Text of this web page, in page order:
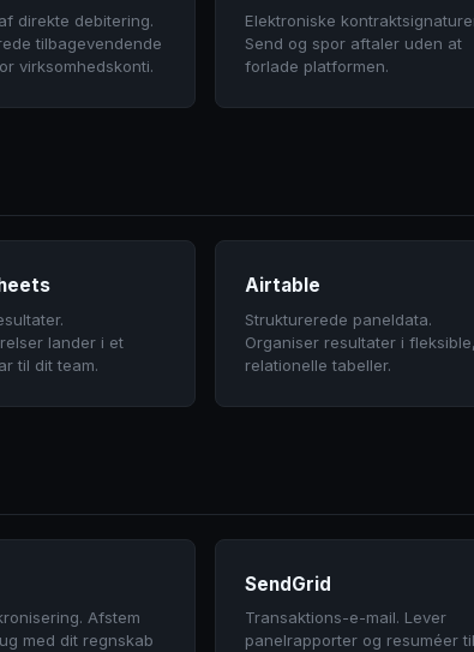
direkte debitering.
tilbagevendende
virksomhedskonti.
Elektroniske
Send og spor aftaler uden at
forlade platformen.
lander i et
til dit team.
Airtable
Strukturerede paneldata.
Organiser resultater i
relationelle tabeller.
Afstem
med dit regnskab
SendGrid
Transaktions-e-mail. Lever
panelrapporter og resuméer til